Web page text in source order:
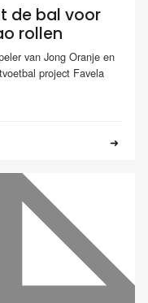
de bal voor
rollen
van Jong Oranje en
project Favela